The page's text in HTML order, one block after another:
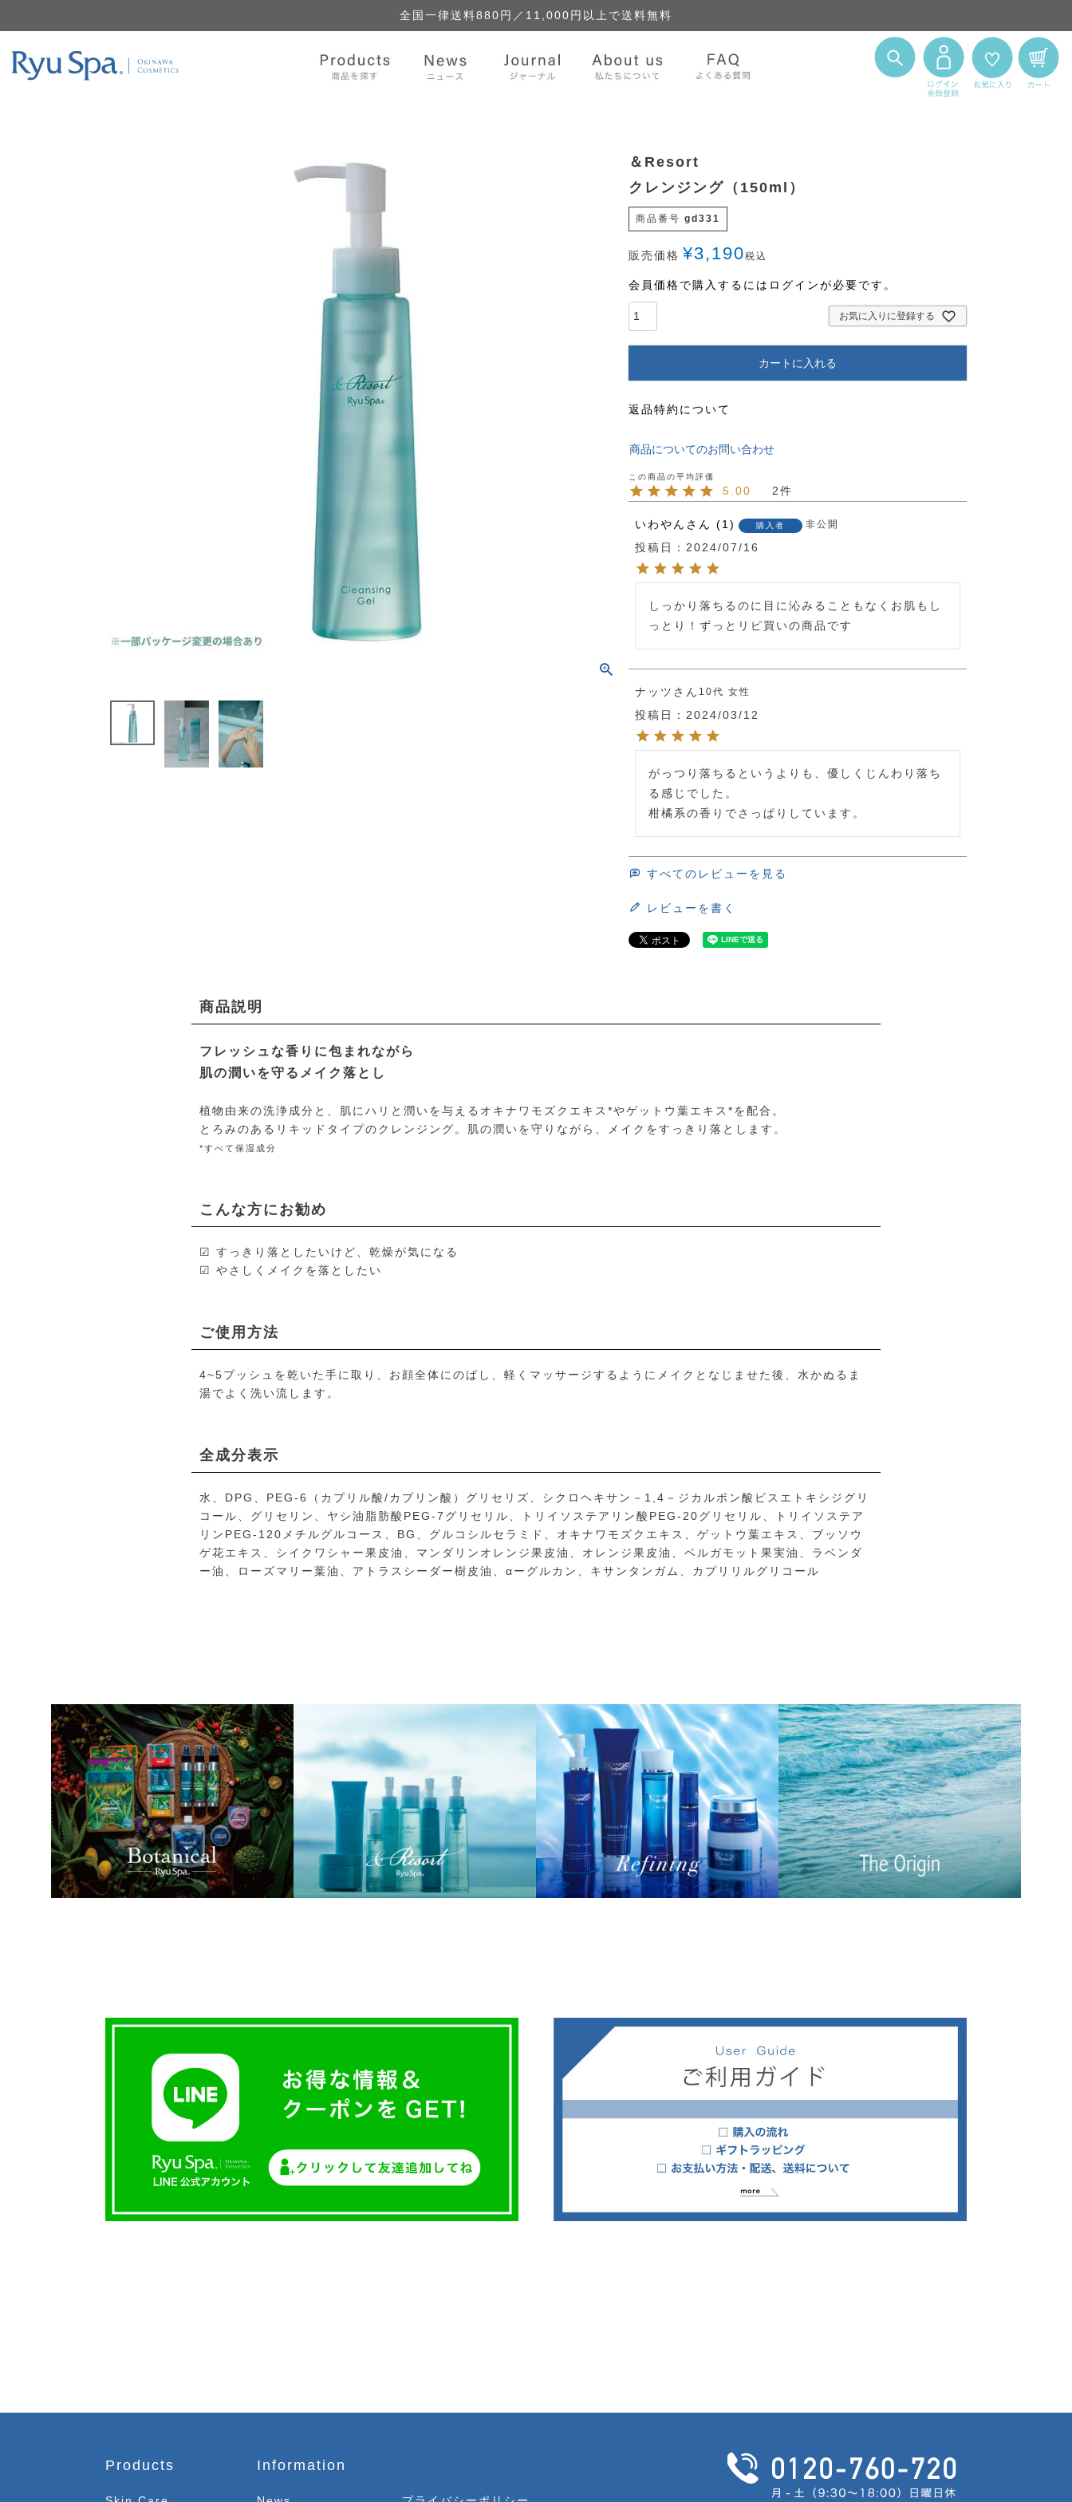
全国一律送料880円／ 11,000円以上で送料無料
＆Resort
クレンジング（150ml）
商品番号 gd331
販売価格 ¥3,190税込
会員価格で購入するにはログインが必要です。
お気に入りに登録する
カートに入れる
返品特約について
商品についてのお問い合わせ
5.00 2
いわやん 1 購入者 非公開
投稿日 2024/07/16
しっかり落ちるのに目に沁みることもなくお肌もし
っとり！ずっとリピ買いの商品です
ナッツ 10代 女性
投稿日 2024/03/12
がっつり落ちるというよりも、優しくじんわり落ち
る感じでした。
柑橘系の香りでさっぱりしています。
すべてのレビューを見る
レビューを書く
商品説明
フレッシュな香りに包まれながら
肌の潤いを守るメイク落とし
植物由来の洗浄成分と、肌にハリと潤いを与えるオキナワモズクエキス*やゲットウ葉エキス*を配合。
とろみのあるリキッドタイプのクレンジング。肌の潤いを守りながら、メイクをすっきり落とします。
*すべて保湿成分
こんな方にお勧め
☑ すっきり落としたいけど、乾燥が気になる
☑ やさしくメイクを落としたい
ご使用方法
4~5プッシュを乾いた手に取り、お顔全体にのばし、軽くマッサージするようにメイクとなじませた後、水かぬるま
湯でよく洗い流します。
全成分表示
水、DPG、PEG-6（カプリル酸/カプリン酸）グリセリズ、シクロヘキサン－1,4－ジカルボン酸ビスエトキシジグリ
コール、グリセリン、ヤシ油脂肪酸PEG-7グリセリル、トリイソステアリン酸PEG-20グリセリル、トリイソステア
リンPEG-120メチルグルコース、BG、グルコシルセラミド、オキナワモズクエキス、ゲットウ葉エキス、ブッソウ
ゲ花エキス、シイクワシャー果皮油、マンダリンオレンジ果皮油、オレンジ果皮油、ベルガモット果実油、ラベンダ
ー油、ローズマリー葉油、アトラスシーダー樹皮油、αーグルカン、キサンタンガム、カプリリルグリコール
Products Information